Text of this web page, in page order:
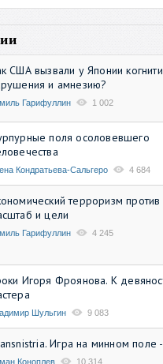
США вызвали у Японии
и амнезию?
Гарифуллин 1 002
поля осоловевшего
Кондратьева-Сальгеро 4 684
терроризм против
и цели
Гарифуллин 4 245
Игоря Фроянова. К
Шульгин 9 083
Игра на минном поле
Коноплев 10 314